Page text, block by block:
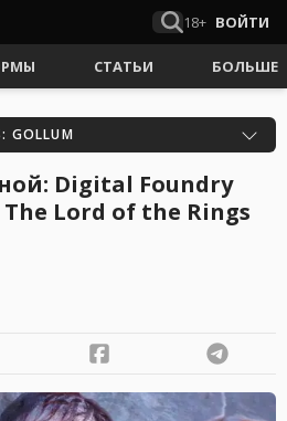
18+ ВОЙТИ
СТАТЬИ БОЛЬШЕ
GOLLUM
Digital Foundry
Lord of the Rings